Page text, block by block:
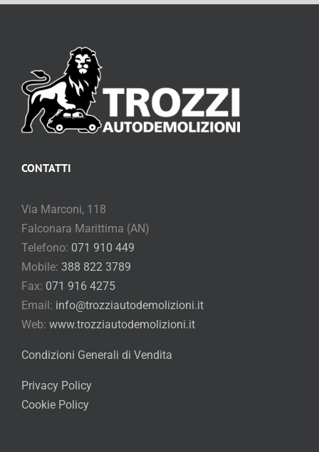
CONTATTI
Via Marconi, 118
Falconara Marittima (AN)
Telefono: 071 910 449
Mobile: 388 822 3789
Fax: 071 916 4275
Email: info@trozziautodemolizioni.it
Web: www.trozziautodemolizioni.it
Condizioni Generali di Vendita
Privacy Policy
Cookie Policy